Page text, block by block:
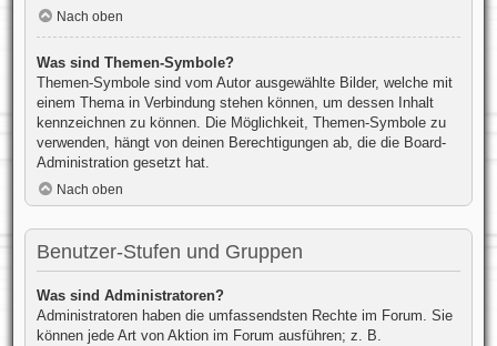
Nach oben
Was sind Themen-Symbole?
Themen-Symbole sind vom Autor ausgewählte Bilder, welche mit
einem Thema in Verbindung stehen können, um dessen Inhalt
kennzeichnen zu können. Die Möglichkeit, Themen-Symbole zu
verwenden, hängt von deinen Berechtigungen ab, die die Board-
Administration gesetzt hat.
Nach oben
Benutzer-Stufen und Gruppen
Was sind Administratoren?
Administratoren haben die umfassendsten Rechte im Forum. Sie
können jede Art von Aktion im Forum ausführen; z. B.